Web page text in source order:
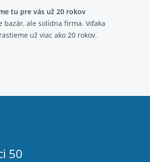
tu pre vás už 20 rokov
bazár, ale solídna firma. Vďaka
už viac ako 20 rokov.
50